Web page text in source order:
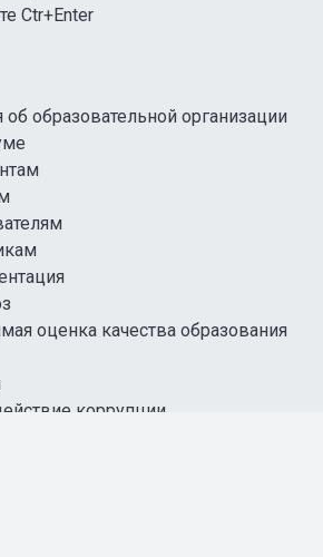
Ctr+Enter
образовательной организации
оценка качества образования
коррупции